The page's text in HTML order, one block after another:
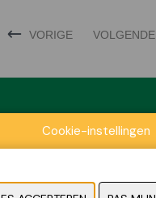
VORIGE VOLGENDE
Exposantenlijst
Contact
Cookie-instellingen